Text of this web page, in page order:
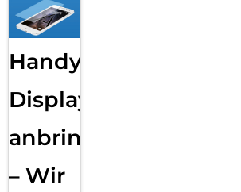
Handy
Displayfolie
anbringen
– Wir